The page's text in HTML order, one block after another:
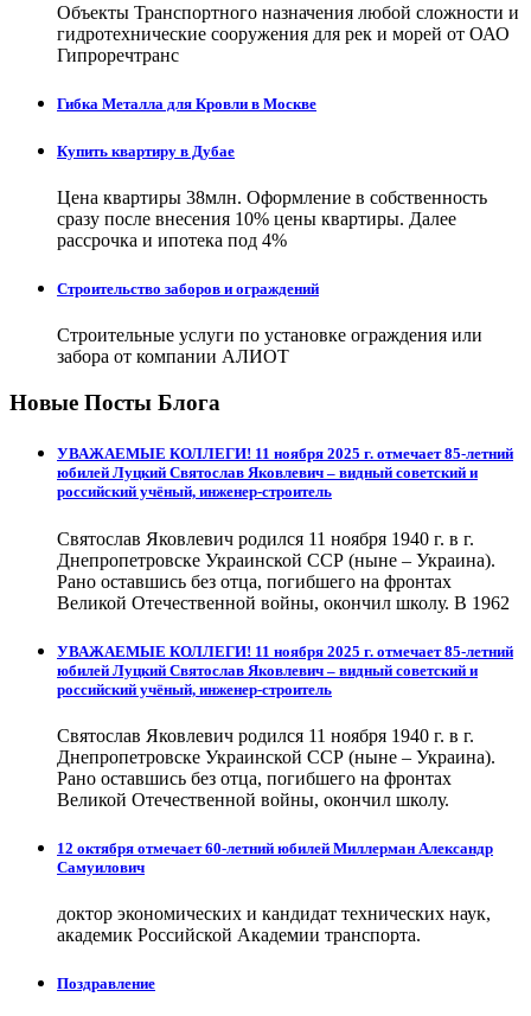
Объекты Транспортного назначения любой сложности и
гидротехнические сооружения для рек и морей от ОАО
Гипроречтранс
Гибка Металла для Кровли в Москве
Купить квартиру в Дубае
Цена квартиры 38млн. Оформление в собственность
сразу после внесения 10% цены квартиры. Далее
рассрочка и ипотека под 4%
Строительство заборов и ограждений
Строительные услуги по установке ограждения или
забора от компании АЛИОТ
Новые Посты Блога
УВАЖАЕМЫЕ КОЛЛЕГИ! 11 ноября 2025 г. отмечает 85-летний
юбилей Луцкий Святослав Яковлевич – видный советский и
российский учёный, инженер-строитель
Святослав Яковлевич родился 11 ноября 1940 г. в г.
Днепропетровске Украинской ССР (ныне – Украина).
Рано оставшись без отца, погибшего на фронтах
Великой Отечественной войны, окончил школу. В 1962
УВАЖАЕМЫЕ КОЛЛЕГИ! 11 ноября 2025 г. отмечает 85-летний
юбилей Луцкий Святослав Яковлевич – видный советский и
российский учёный, инженер-строитель
Святослав Яковлевич родился 11 ноября 1940 г. в г.
Днепропетровске Украинской ССР (ныне – Украина).
Рано оставшись без отца, погибшего на фронтах
Великой Отечественной войны, окончил школу.
12 октября отмечает 60-летний юбилей Миллерман Александр
Самуилович
доктор экономических и кандидат технических наук,
академик Российской Академии транспорта.
Поздравление